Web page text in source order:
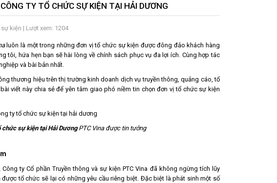
TY TỔ CHỨC SỰ KIỆN TẠI HẢI DƯƠNG
kiện | Lượt xem: 1204
luôn là một trong những đơn vị tổ chức sự kiện được đông đảo khách hàng
tôi, hứa hẹn bạn sẽ hài lòng về chính sách phục vụ đa lợi ích. Cùng hợp tác
và bài bản nhất.
thương hiệu trên thị trường kinh doanh dịch vụ truyền thông, quảng cáo, tổ
viết này chia sẻ để yên tâm giao phó niềm tin chọn đơn vị tổ chức sự kiện
chức sự kiện tại Hải Dương PTC Vinađược tin tưởng
ty Cổ phần Truyền thông và sự kiện PTC Vina đã không ngừng tích lũy
tổ chức sẽ lại có những yêu cầu riêng biệt. Đặc biệt là phát sinh một số